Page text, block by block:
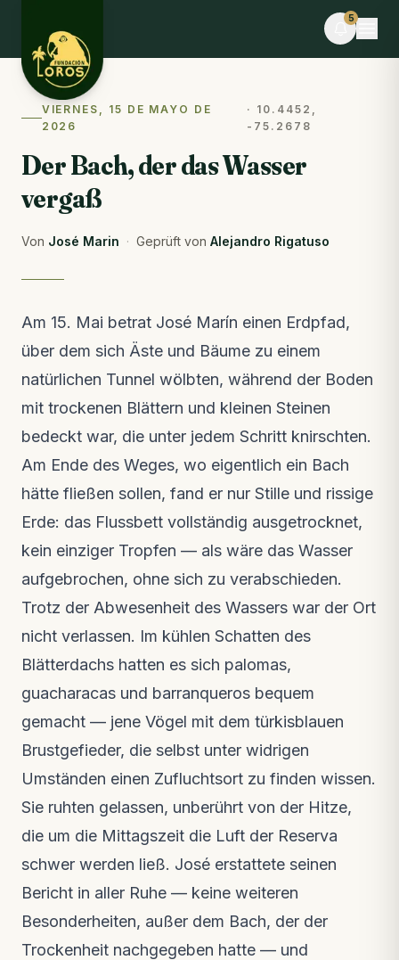
5
JETZT
Adriana P. und 9 weitere machen gerade
Freiwilligenarbeit
Du kannst auch helfen · spende Futter
VERANSTALTUNG
Noch 8 Tage · Begrenzte Plätze
libertad o imán hacia el peligro
Aus dem Blog · letzte Woche
FELDNOTIZEN
Was diese Woche im Reservat passiert ist
VIDEO
Neues Video · vor 3 Wochen
VIERNES, 15 DE MAYO DE
2026
· 10.4452,
-75.2678
Der Bach, der das Wasser
vergaß
Von José Marin · Geprüft von Alejandro Rigatuso
Am 15. Mai betrat José Marín einen Erdpfad,
über dem sich Äste und Bäume zu einem
natürlichen Tunnel wölbten, während der Boden
mit trockenen Blättern und kleinen Steinen
bedeckt war, die unter jedem Schritt knirschten.
Am Ende des Weges, wo eigentlich ein Bach
hätte fließen sollen, fand er nur Stille und rissige
Erde: das Flussbett vollständig ausgetrocknet,
kein einziger Tropfen — als wäre das Wasser
aufgebrochen, ohne sich zu verabschieden.
Trotz der Abwesenheit des Wassers war der Ort
nicht verlassen. Im kühlen Schatten des
Blätterdachs hatten es sich palomas,
guacharacas und barranqueros bequem
gemacht — jene Vögel mit dem türkisblauen
Brustgefieder, die selbst unter widrigen
Umständen einen Zufluchtsort zu finden wissen.
Sie ruhten gelassen, unberührt von der Hitze,
die um die Mittagszeit die Luft der Reserva
schwer werden ließ. José erstattete seinen
Bericht in aller Ruhe — keine weiteren
Besonderheiten, außer dem Bach, der der
Trockenheit nachgegeben hatte — und